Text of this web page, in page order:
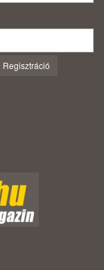
Regisztráció